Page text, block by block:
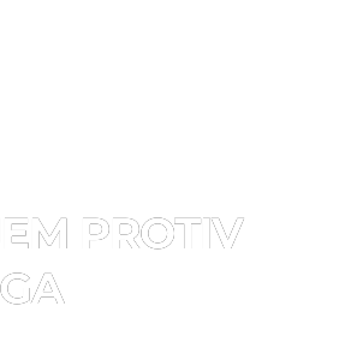
PROTIV